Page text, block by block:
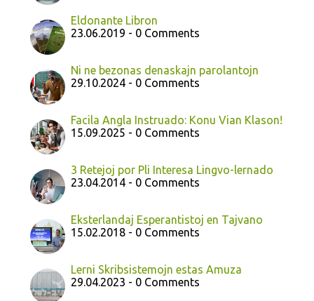
Eldonante Libron
23.06.2019 - 0 Comments
Ni ne bezonas denaskajn parolantojn
29.10.2024 - 0 Comments
Facila Angla Instruado: Konu Vian Klason!
15.09.2025 - 0 Comments
3 Retejoj por Pli Interesa Lingvo-lernado
23.04.2014 - 0 Comments
Eksterlandaj Esperantistoj en Tajvano
15.02.2018 - 0 Comments
Lerni Skribsistemojn estas Amuza
29.04.2023 - 0 Comments